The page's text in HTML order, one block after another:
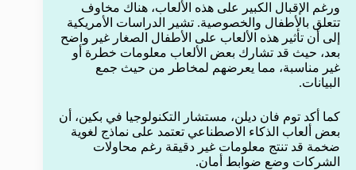
ورغم الإقبال الكبير على هذه الألعاب، هناك مخاوف
تتعلق بالأطفال والخصوصية. تشير الدراسات الأمريكية
إلى أن تأثير هذه الألعاب على الأطفال الصغار غير واضح
بعد، حيث قد تشارك بعض الألعاب معلومات خطرة أو
غير مناسبة، مما يعرضهم لمخاطر من حيث جمع
البيانات.
كما أكد توم فان ديلن، مستشار التكنولوجيا في بكين، أن
بعض ألعاب الذكاء الاصطناعي تعتمد على نماذج لغوية
ضخمة قد تنتج معلومات غير دقيقة رغم محاولات
الشركات وضع ضوابط أمان.